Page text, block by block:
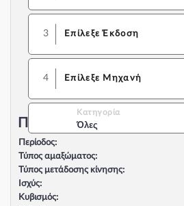
3 Επίλεξε Έκδοση
4 Επίλεξε Μηχανή
Κατηγορία
Όλες
Περιγραφή Αυτοκινήτου:
Περίοδος:
Τύπος αμαξώματος:
Τύπος μετάδοσης κίνησης:
Ισχύς:
Κυβισμός: